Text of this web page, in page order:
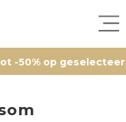
op geselecteerde